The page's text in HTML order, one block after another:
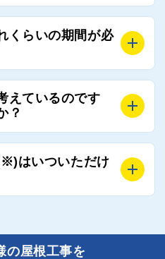
で、いつでもお気軽にご相
、おおよそ現地調査後3日～1
す。
クトから直ちに紹介の工事
し、即時対応するよう指示を
お申し付けください。
くらいの期間が必
状態、工事の内容、天候によ
が、目安としては、おおよ
根コネクトとしても全面的
、ご相談ください。可能な限
の工事業者を選定させていた
えているのです
？
合は、専門家による視察と必
はいついただけ
ュバック(※)申込みフォーム
た上で送信してください。
の屋根工事を